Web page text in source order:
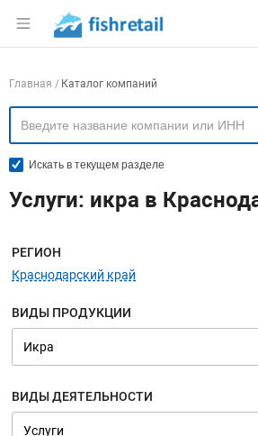
Раздел навигации по
Навигация по компаниям
Главная Каталог компаний
Искать в текущем разделе
Услуги: икра в
Меню навигации
РЕГИОН
Краснодарский край
ВИДЫ ПРОДУКЦИИ
ВИДЫ ДЕЯТЕЛЬНОСТИ